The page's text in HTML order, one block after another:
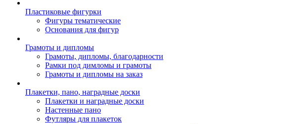
Пластиковые фигурки
Фигуры тематические
Основания для фигур
Грамоты и дипломы
Грамоты, дипломы, благодарности
Рамки под димломы и грамоты
Грамоты и дипломы на заказ
Плакетки, пано, наградные доски
Плакетки и наградные доски
Настенные пано
Футляры для плакеток